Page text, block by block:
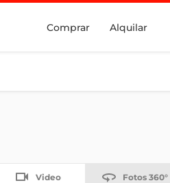
Comprar Alquilar
Video Fotos 360°